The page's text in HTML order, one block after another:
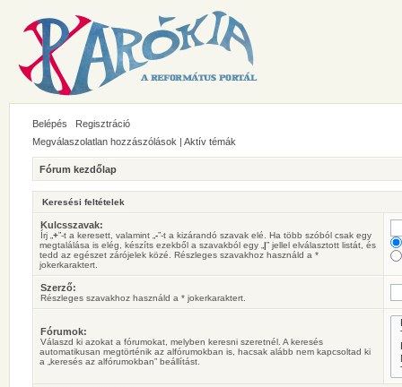
Belépés
Regisztráció
Megválaszolatlan hozzászólások | Aktív témák
Fórum kezdőlap
Keresési feltételek
Kulcsszavak:
Írj „ +”-t a keresett, valamint „ -”-t a kizárandó szavak elé. Ha több szóból csak egy
megtalálása is elég, készíts ezekből a szavakból egy „ |” jellel elválasztott listát, és
tedd az egészet zárójelek közé. Részleges szavakhoz használd a *
jokerkaraktert.
Szerző:
Részleges szavakhoz használd a * jokerkaraktert.
Fórumok:
Válaszd ki azokat a fórumokat, melyben keresni szeretnél. A keresés
automatikusan megtörténik az alfórumokban is, hacsak alább nem kapcsoltad ki
a „keresés az alfórumokban” beállítást.